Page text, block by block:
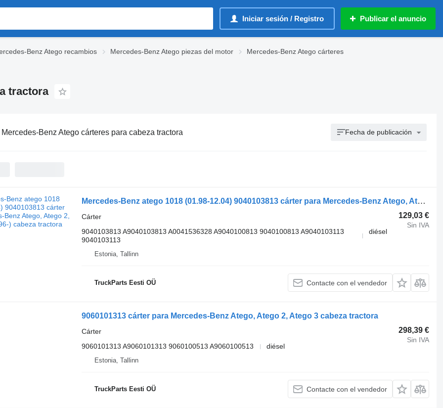
Iniciar sesión / Registro Publicar el anuncio
Benz Atego recambios Mercedes-Benz Atego piezas del motor
Mercedes-Benz Atego cárteres
tractora
Mercedes-Benz Atego cárteres para cabeza tractora Fecha de publicación
Mercedes-Benz atego 1018 (01.98-12.04) 9040103813 cárter para Mercedes-Benz Atego, Atego 2, Atego 3 (1996-) cabeza tractora
129,03 €
Sin IVA
Cárter
9040103813 A9040103813 A0041536328 A9040100813 9040100813 A9040103113
9040103113
diésel
Estonia, Tallinn
TruckParts Eesti OÜ Contacte con el vendedor
9060101313 cárter para Mercedes-Benz Atego, Atego 2, Atego 3 cabeza tractora
298,39 €
Sin IVA
Cárter
9060101313 A9060101313 9060100513 A9060100513
diésel
Estonia, Tallinn
TruckParts Eesti OÜ Contacte con el vendedor